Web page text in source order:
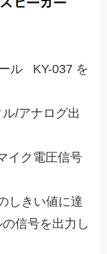
ル KY-037 を
/アナログ出
ク電圧信号
きい値に達
信号を出力し